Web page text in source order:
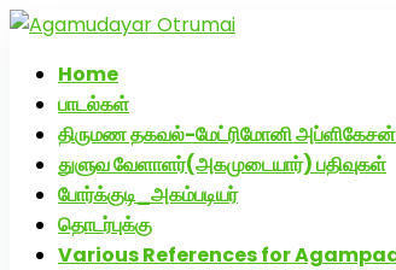
Home
பாடல்கள்
திருமண தகவல்-மேட்ரிமோனி அப்ளிகேசன்
துளுவ வேளாளர்(அகமுடையார்) பதிவுகள்
போர்க்குடி_அகம்படியர்
தொடர்புக்கு
Various References for
அகமுடையார் திருமண